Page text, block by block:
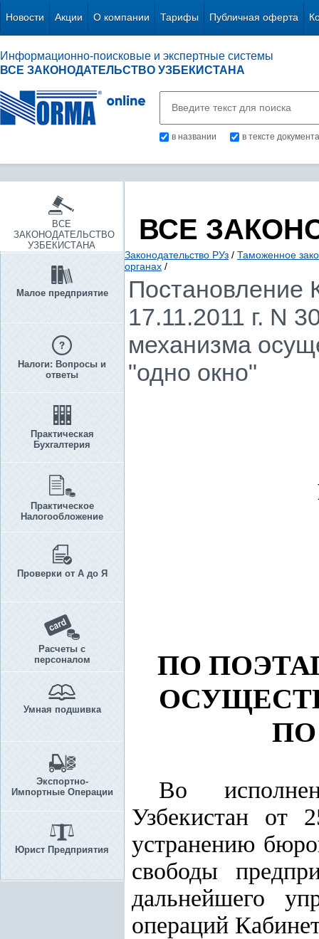
Новости Акции О компании Тарифы Публичная оферта
Информационно-поисковые и экспертные системы
ВСЕ ЗАКОНОДАТЕЛЬСТВО УЗБЕКИСТАНА
в названии в тексте документа
ВСЕ
ЗАКОНОДАТЕЛЬСТВО
УЗБЕКИСТАНА
Малое предприятие
Налоги: Вопросы и
ответы
Практическая
Бухгалтерия
Практическое
Налогообложение
Проверки от А до Я
Расчеты с
персоналом
Умная подшивка
Экспортно-
Импортные Операции
Юрист Предприятия
ВСЕ
Законодательство РУз / Таможенное
органах /
Постановление
17.11.2011 г. N
механизма
"одно окно"
ПО
Во
Узбекистан
устранению
свободы
дальнейшего
операций